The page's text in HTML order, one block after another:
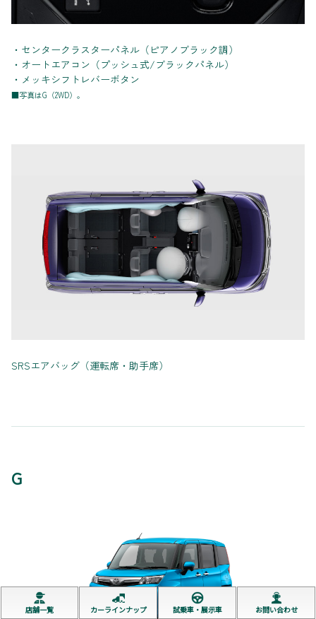
・センタークラスターパネル（ピアノブラック調）
・オートエアコン（プッシュ式/ブラックパネル）
・メッキシフトレバーボタン
■写真はG（2WD）。
SRSエアバッグ（運転席・助手席）
G
店舗一覧 カーラインナップ 試乗車・展示車 お問い合わせ